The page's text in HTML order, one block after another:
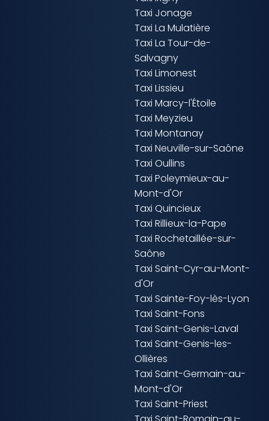
Taxi Jonage
Taxi La Mulatière
Taxi La Tour-de-
Salvagny
Taxi Limonest
Taxi Lissieu
Taxi Marcy-l'Étoile
Taxi Meyzieu
Taxi Montanay
Taxi Neuville-sur-Saône
Taxi Oullins
Taxi Poleymieux-au-
Mont-d'Or
Taxi Quincieux
Taxi Rillieux-la-Pape
Taxi Rochetaillée-sur-
Saône
Taxi Saint-Cyr-au-Mont-
d'Or
Taxi Sainte-Foy-lès-Lyon
Taxi Saint-Fons
Taxi Saint-Genis-Laval
Taxi Saint-Genis-les-
Ollières
Taxi Saint-Germain-au-
Mont-d'Or
Taxi Saint-Priest